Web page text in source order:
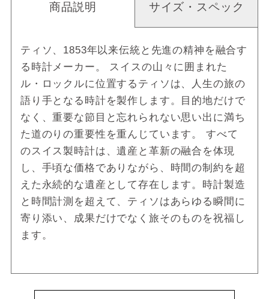
商品説明 サイズ・スペック
ティソ、1853年以来伝統と先進の精神を融合す
る時計メーカー。 スイスの山々に囲まれた
ル・ロックルに位置するティソは、人生の旅の
語り手となる時計を製作します。目的地だけで
なく、重要な節目と忘れられない思い出に満ち
た道のりの重要性を重んじています。 すべて
のスイス製時計は、遺産と革新の融合を体現
し、手頃な価格でありながら、時間の制約を超
えた永続的な遺産として存在します。時計製造
と時間計測を超えて、ティソはあらゆる瞬間に
寄り添い、成果だけでなく旅そのものを祝福し
ます。